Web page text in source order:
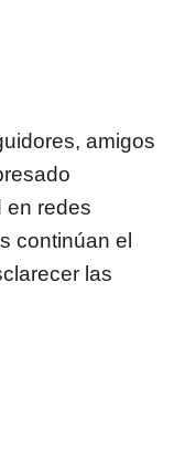
amigos
en redes
continúan el
las